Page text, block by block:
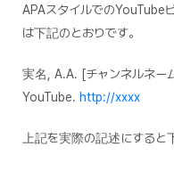
APAスタイルでのYouTube
は下記のとおりです。
実名, A.A. [チャンネルネー
YouTube. http://xxxx
上記を実際の記述にすると